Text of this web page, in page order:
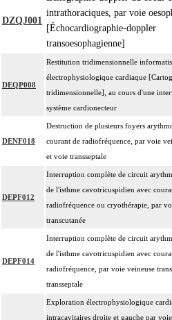
DZQJ001
intrathoraciques, par voie
[Échocardiographie-doppler
transoesophagienne]
DEQP008
Restitution tridimensionnelle
électrophysiologique cardiaque
tridimensionnelle], au cours d'une
système cardionecteur
DENF018
Destruction de plusieurs foyers
courant de radiofréquence, par voie
et voie transseptale
DEPF012
Interruption complète de circuit
de l'isthme cavotricuspidien avec
radiofréquence ou cryothérapie, par
transcutanée
DEPF014
Interruption complète de circuit
de l'isthme cavotricuspidien avec
radiofréquence, par voie veineuse
transseptale
Exploration électrophysiologique
intracavitaires droite et gauche par